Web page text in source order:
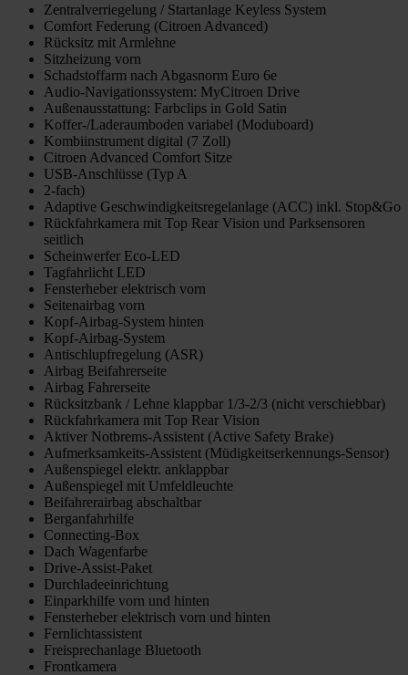
Zentralverriegelung / Startanlage Keyless System
Comfort Federung (Citroen Advanced)
Rücksitz mit Armlehne
Sitzheizung vorn
Schadstoffarm nach Abgasnorm Euro 6e
Audio-Navigationssystem: MyCitroen Drive
Außenausstattung: Farbclips in Gold Satin
Koffer-/Laderaumboden variabel (Moduboard)
Kombiinstrument digital (7 Zoll)
Citroen Advanced Comfort Sitze
USB-Anschlüsse (Typ A
2-fach)
Adaptive Geschwindigkeitsregelanlage (ACC) inkl. Stop&Go
Rückfahrkamera mit Top Rear Vision und Parksensoren
seitlich
Scheinwerfer Eco-LED
Tagfahrlicht LED
Fensterheber elektrisch vorn
Seitenairbag vorn
Kopf-Airbag-System hinten
Kopf-Airbag-System
Antischlupfregelung (ASR)
Airbag Beifahrerseite
Airbag Fahrerseite
Rücksitzbank / Lehne klappbar 1/3-2/3 (nicht verschiebbar)
Rückfahrkamera mit Top Rear Vision
Aktiver Notbrems-Assistent (Active Safety Brake)
Aufmerksamkeits-Assistent (Müdigkeitserkennungs-Sensor)
Außenspiegel elektr. anklappbar
Außenspiegel mit Umfeldleuchte
Beifahrerairbag abschaltbar
Berganfahrhilfe
Connecting-Box
Dach Wagenfarbe
Drive-Assist-Paket
Durchladeeinrichtung
Einparkhilfe vorn und hinten
Fensterheber elektrisch vorn und hinten
Fernlichtassistent
Freisprechanlage Bluetooth
Frontkamera